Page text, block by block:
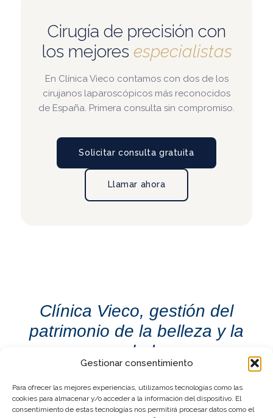
Gestionar consentimiento
Para ofrecer las mejores experiencias, utilizamos tecnologías como las
cookies para almacenar y/o acceder a la información del dispositivo. El
consentimiento de estas tecnologías nos permitirá procesar datos como el
Cirugía de precisión con
los mejores especialistas
En Clínica Vieco contamos con dos de los
cirujanos laparoscópicos más reconocidos
de España. Primera consulta sin compromiso.
Solicitar consulta gratuita
Llamar ahora
Clínica Vieco, gestión del
patrimonio de la belleza y la
salud.